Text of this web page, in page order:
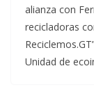
alianza con
recicladoras
Unidad de